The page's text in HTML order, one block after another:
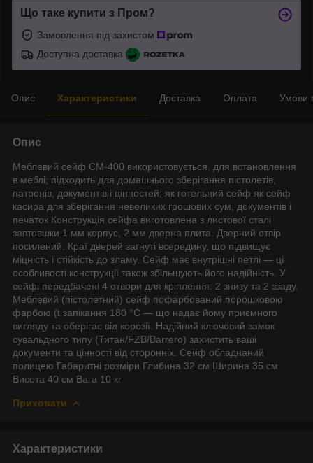
Що таке купити з Пром?
Замовлення під захистом
Доступна доставка
Опис Характеристики Доставка Оплата Умови
Опис
Меблевий сейф СМ-400 використовується. для встановлення
в меблі; підходить для домашнього зберігання пістолетів,
патронів, документів і цінностей; як готельний сейф як сейф
касира для зберігання невеликих грошових сум, документів і
печаток Конструкція сейфа виготовлена з листової сталі
завтовшки 1 мм корпус, 2 мм дверна плита. Дверний отвір
посилений. Краї дверей загнуті всередину, що підвищує
міцність і стійкість до зламу. Сейф має внутрішні петлі — ці
особливості конструкції також збільшують його надійність. У
сейфі передбачені 4 отвори для кріплення: 2 знизу та 2 ззаду.
Меблевий (пістолетний) сейф пофарбований порошковою
фарбою (t запікання 180 °C — що надає йому приємного
вигляду та оберігає від корозії. Надійний ключовий замок
сувальдного типу (Титан/FZB/Barrero) захистить ваші
документи та цінності від сторонніх. Сейф обладнаний
полицею Габаритні розміри Глибина 32 см Ширина 35 см
Висота 40 см Вага 10 кг
Приховати
Характеристики